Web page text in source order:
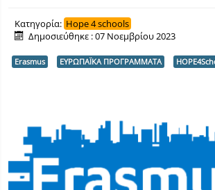
Κατηγορία: Hope 4 schools
Δημοσιεύθηκε : 07 Νοεμβρίου 2023
Erasmus ΕΥΡΩΠΑΪΚΑ ΠΡΟΓΡΑΜΜΑΤΑ